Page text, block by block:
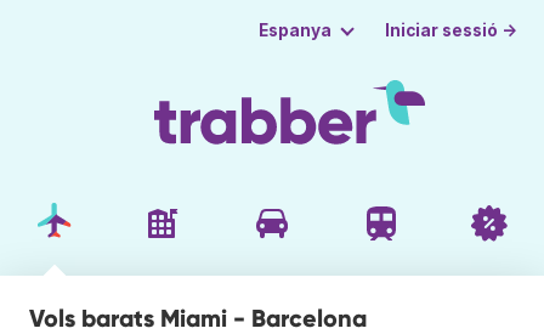
Espanya Iniciar sessió →
Vols barats Miami - Barcelona